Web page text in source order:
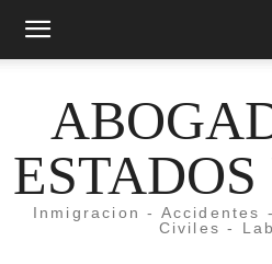
Inmigracion - Accidentes
Civiles -